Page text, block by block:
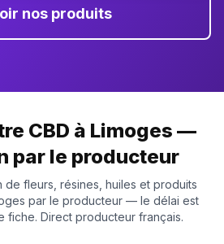
nos produits
CBD à Limoges —
par le producteur
de fleurs, résines, huiles et produits
par le producteur — le délai est
fiche. Direct producteur français.